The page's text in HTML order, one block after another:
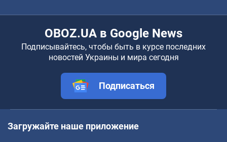
OBOZ.UA в Google News
Подписывайтесь, чтобы быть в курсе последних
новостей Украины и мира сегодня
Подписаться
Загружайте наше приложение